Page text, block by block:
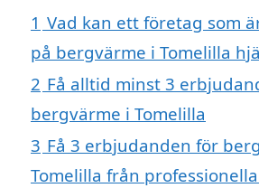
1 Vad kan ett företag som
på bergvärme i Tomelilla
2 Få alltid minst 3
bergvärme i Tomelilla
3 Få 3 erbjudanden för
Tomelilla från